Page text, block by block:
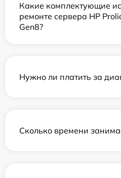
Какие комплектующие
ремонте сервера HP
Gen8?
Нужно ли платить за
Сколько времени